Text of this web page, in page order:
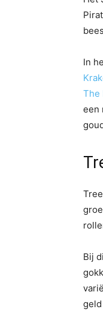
In
The
een
Bij